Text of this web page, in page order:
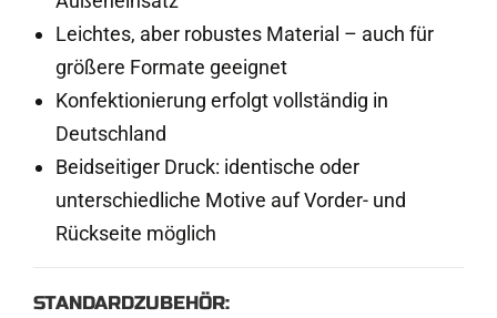
Leichtes, aber robustes Material – auch für
größere Formate geeignet
Konfektionierung erfolgt vollständig in
Deutschland
Beidseitiger Druck: identische oder
unterschiedliche Motive auf Vorder- und
Rückseite möglich
STANDARDZUBEHÖR: